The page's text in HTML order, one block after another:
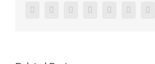
FacebookTwitter Reddit LinkedInTumblr Pinterest